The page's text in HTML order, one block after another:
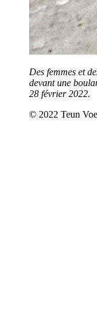
Des femmes et
devant une
28 février 2022.
© 2022 Teun